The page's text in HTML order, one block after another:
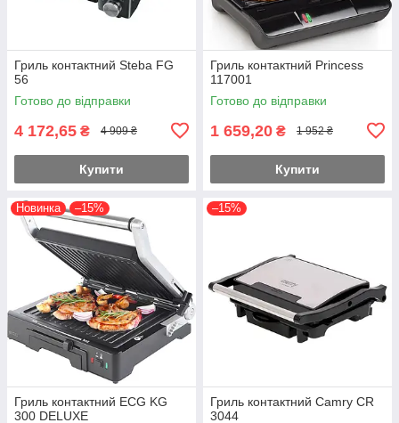
Гриль контактний Steba FG
56
Готово до відправки
4 172,65 ₴ 4 909 ₴
Купити
Гриль контактний Princess
117001
Готово до відправки
1 659,20 ₴ 1 952 ₴
Купити
Новинка –15%
Гриль контактний ECG KG
300 DELUXE
–15%
Гриль контактний Camry CR
3044